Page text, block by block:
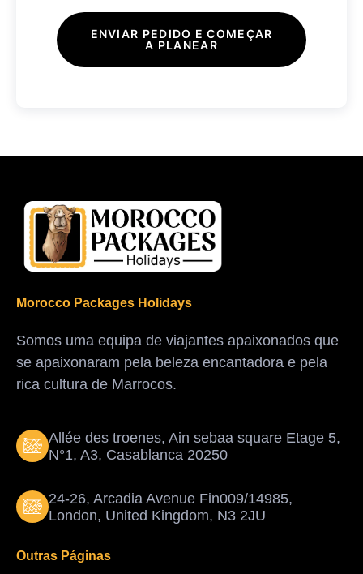
Morocco Packages Holidays
Somos uma equipa de viajantes apaixonados que
se apaixonaram pela beleza encantadora e pela
rica cultura de Marrocos.
Allée des troenes, Ain sebaa square Etage 5,
N°1, A3, Casablanca 20250
24-26, Arcadia Avenue Fin009/14985,
London, United Kingdom, N3 2JU
Outras Páginas